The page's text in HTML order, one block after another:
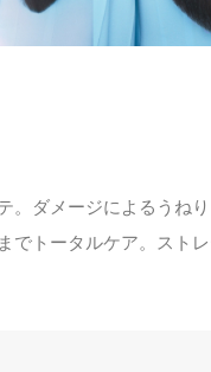
ダメージによるうね
トータルケア。ストレ